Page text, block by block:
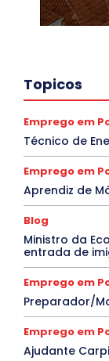
Topicos
Emprego em
Técnico de
Emprego em
Aprendiz de
Blog
Ministro da
entrada de
Emprego em
Preparador/
Emprego em
Ajudante